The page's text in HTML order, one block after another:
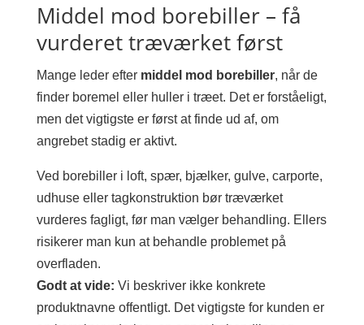
Middel mod borebiller – få
vurderet træværket først
Mange leder efter middel mod borebiller, når de
finder boremel eller huller i træet. Det er forståeligt,
men det vigtigste er først at finde ud af, om
angrebet stadig er aktivt.
Ved borebiller i loft, spær, bjælker, gulve, carporte,
udhuse eller tagkonstruktion bør træværket
vurderes fagligt, før man vælger behandling. Ellers
risikerer man kun at behandle problemet på
overfladen.
Godt at vide: Vi beskriver ikke konkrete
produktnavne offentligt. Det vigtigste for kunden er